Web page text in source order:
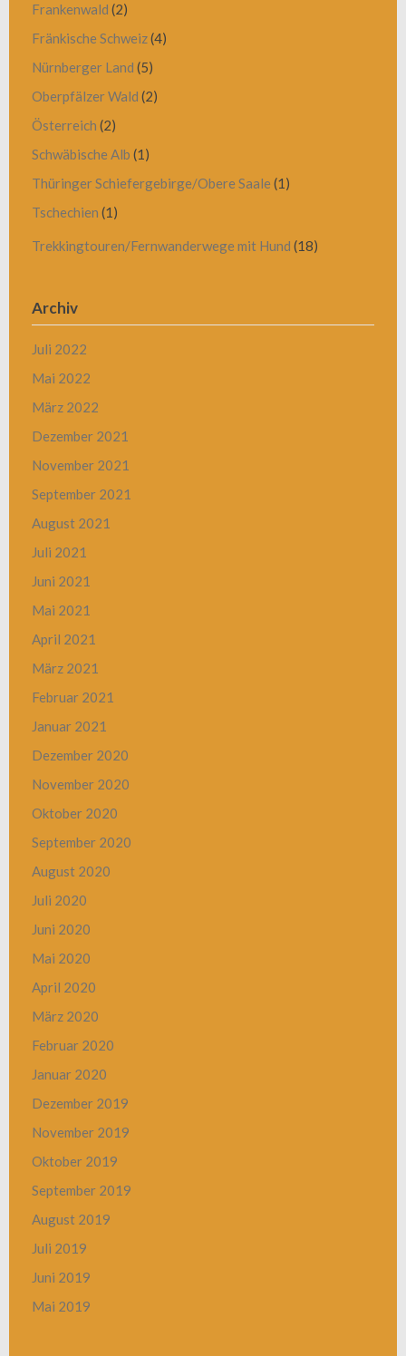
Frankenwald (2)
Fränkische Schweiz(4)
Nürnberger Land (5)
Oberpfälzer Wald (2)
Österreich (2)
Schwäbische Alb (1)
Thüringer Schiefergebirge/Obere Saale (1)
Tschechien (1)
Trekkingtouren/Fernwanderwege mit Hund (18)
Archiv
Juli 2022
Mai 2022
März 2022
Dezember 2021
November 2021
September 2021
August 2021
Juli 2021
Juni 2021
Mai 2021
April 2021
März 2021
Februar 2021
Januar 2021
Dezember 2020
November 2020
Oktober 2020
September 2020
August 2020
Juli 2020
Juni 2020
Mai 2020
April 2020
März 2020
Februar 2020
Januar 2020
Dezember 2019
November 2019
Oktober 2019
September 2019
August 2019
Juli 2019
Juni 2019
Mai 2019